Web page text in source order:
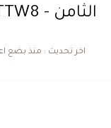
الثامن - NJTTW8
اخر تحديث : منذ بضع